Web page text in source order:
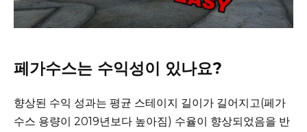
페가수스는 수익성이 있나요?
향상된 수익 성과는 평균 스테이지 길이가 길어지고(페가
수스 용량이 2019년보다 높아짐) 수율이 향상되었음을 반